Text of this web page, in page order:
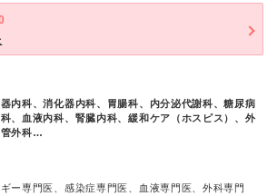
内科、消化器内科、胃腸科、内分泌代謝科、糖尿病
、血液内科、腎臓内科、緩和ケア（ホスピス）、外
管外科…
ー専門医、感染症専門医、血液専門医、外科専門